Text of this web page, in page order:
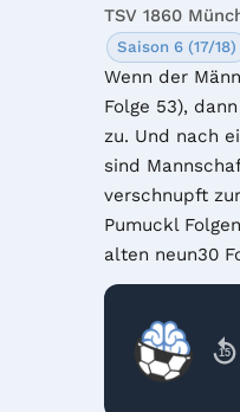
TSV 1860
Saison 6 (17/18)
Wenn der
Folge 53),
zu. Und nach
sind
verschnupft
Pumuckl
alten neun30
15